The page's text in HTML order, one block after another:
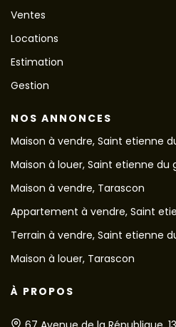
Ventes
Locations
Estimation
Gestion
NOS ANNONCES
Maison à vendre, Saint etienne
Maison à louer, Saint etienne du
Maison à vendre, Tarascon
Appartement à vendre, Saint
Terrain à vendre, Saint etienne
Maison à louer, Tarascon
À PROPOS